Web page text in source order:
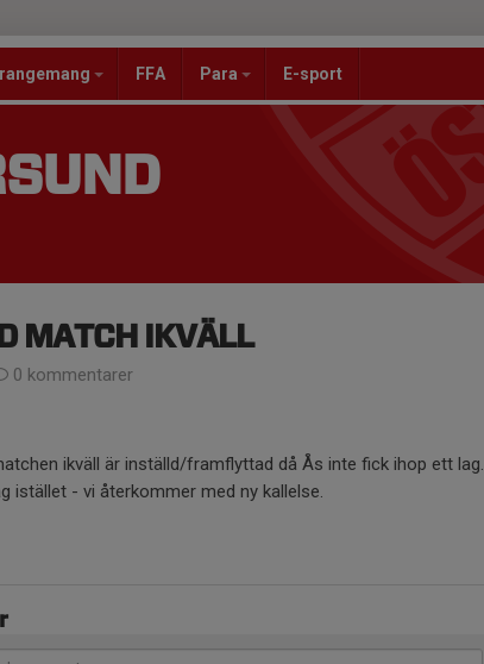
FFA Para E-sport
MATCH IKVÄLL
0 kommentarer
ikväll är inställd/framflyttad då Ås inte fick ihop ett lag.
istället - vi återkommer med ny kallelse.